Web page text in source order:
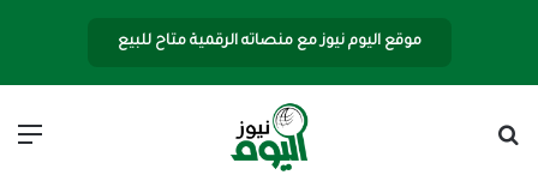
موقع اليوم نيوز مع منصاته الرقمية متاح للبيع